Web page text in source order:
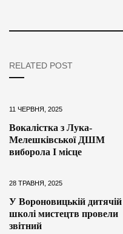
RELATED POST
11 ЧЕРВНЯ, 2025
Вокалістка з Лука-
Мелешківської ДШМ
виборола І місце
28 ТРАВНЯ, 2025
У Вороновицькій дитячій
школі мистецтв провели
звітний